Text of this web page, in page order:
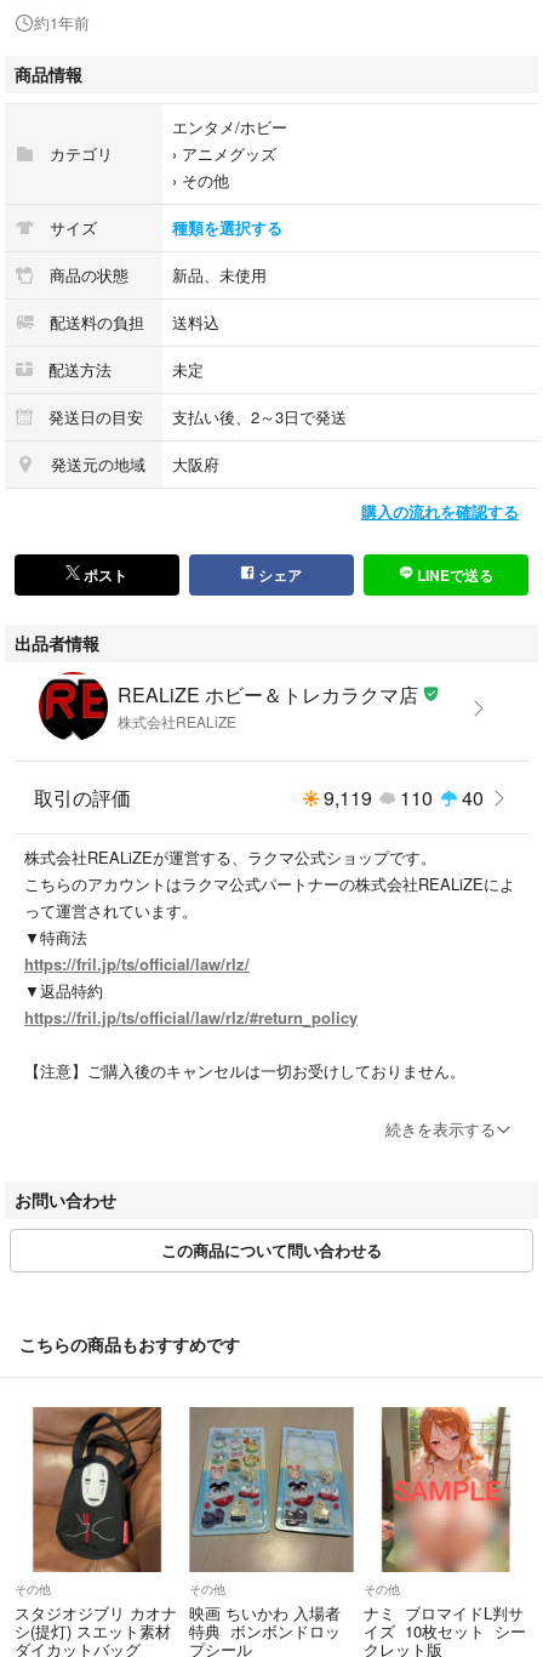
約1年前
商品情報
カテゴリ
エンタメ/ホビー
› アニメグッズ
› その他
サイズ 種類を選択する
商品の状態 新品、未使用
配送料の負担 送料込
配送方法 未定
発送日の目安 支払い後、2～3日で発送
発送元の地域 大阪府
購入の流れを確認する
ポスト シェア LINEで送る
出品者情報
REALiZE ホビー＆トレカラクマ店
株式会社REALiZE
取引の評価 9,119 110 40
株式会社REALiZEが運営する、ラクマ公式ショップです。
こちらのアカウントはラクマ公式パートナーの株式会社REALiZEによ
って運営されています。
▼特商法
https://fril.jp/ts/official/law/rlz/
▼返品特約
https://fril.jp/ts/official/law/rlz/#return_policy
【注意】ご購入後のキャンセルは一切お受けしておりません。
【トレカやガチャポン商品の新品に関しまして、特性上、製造段階・初
す。】
【同梱出荷ができる場合は、同梱にて出荷させていただきます。別送な
どのご希望はお受けいたしかねます。】
についての返答は行っておりません。
へ返送となります。その場合の再送はできかねますのでご了承ください
・不良品の場合は、返品または商品の写真の送付をもって確認させても
らう場合がございますので、商品は廃棄しないでください。
・品質管理には充分留意しておりますが、万一ご注文の商品と内容が違
う場合や、商品の破損・傷みなど品質上の問題があった場合には、商品
到着後3日以内に弊社までメールにて御連絡ください。
・返品商品の到着後、お支払いいただいた全金額（送料含む）をご返金
いたします。・商品のご返送の無い場合、一切のご返金等は承れません
のでご了承ください。・なお、商品の性質上、お客様のご都合による返
続きを表示する
お問い合わせ
この商品について問い合わせる
こちらの商品もおすすめです
その他
スタジオジブリ カオナ
シ(提灯) スエット素材
ダイカットバッグ
その他
映画 ちいかわ 入場者
特典 ボンボンドロッ
プシール
その他
ナミ ブロマイドL判サ
イズ 10枚セット シー
クレット版